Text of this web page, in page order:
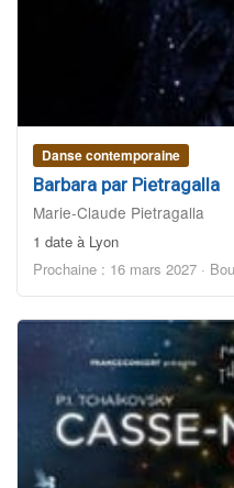
Danse contemporaine
Barbara par Pietragalla
Marie-Claude Pietragalla
1 date à Lyon
Prochaine : 16 mars 2027 ·